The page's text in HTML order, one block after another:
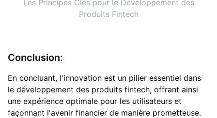
Les Principes Clés pour le Développement des
Produits Fintech
Conclusion:
En concluant, l'innovation est un pilier essentiel dans
le développement des produits fintech, offrant ainsi
une expérience optimale pour les utilisateurs et
façonnant l'avenir financier de manière prometteuse.